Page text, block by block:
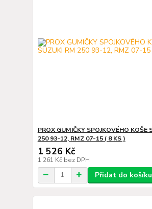
PROX GUMIČKY SPOJKOVÉHO KOŠE
250 93-12, RMZ 07-15 ( 8 KS )
1 526 Kč
1 261 Kč bez DPH
Přidat do košíku